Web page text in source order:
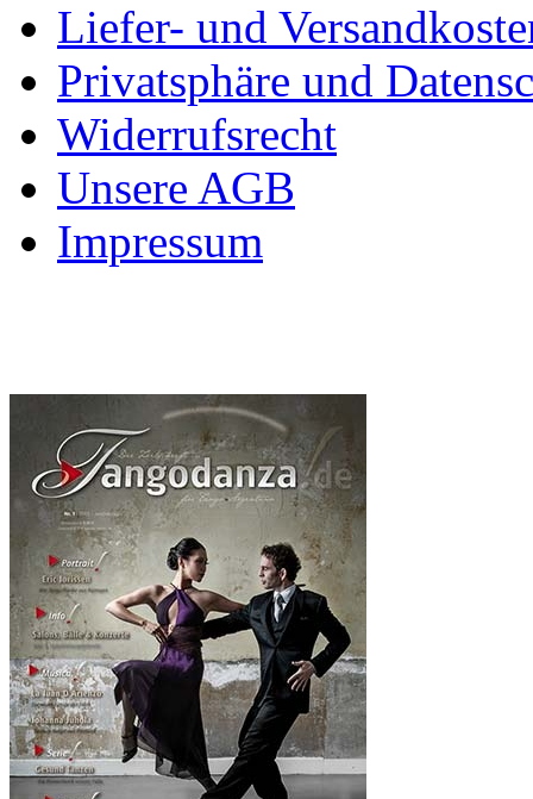
Liefer- und
Privatsphäre und
Widerrufsrecht
Unsere AGB
Impressum